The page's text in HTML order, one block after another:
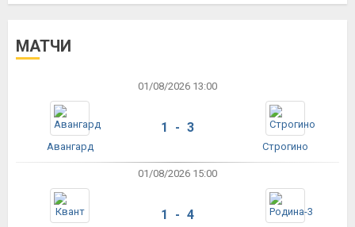
МАТЧИ
01/08/2026 13:00
Авангард
1 - 3
Строгино
01/08/2026 15:00
1 - 4